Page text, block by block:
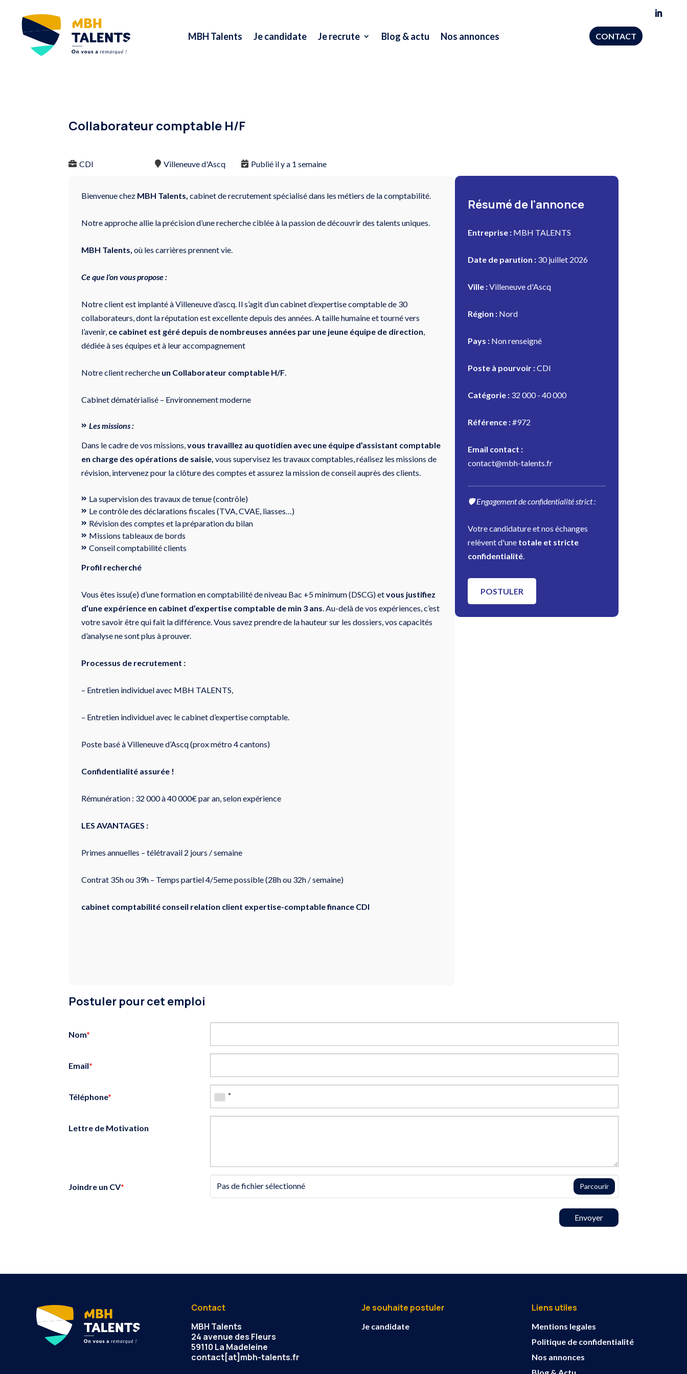
MBH Talents Je candidate Je recrute Blog & actu Nos annonces CONTACT
Collaborateur comptable H/F
CDI Villeneuve d'Ascq Publié il y a 1 semaine
Bienvenue chez MBH Talents, cabinet de recrutement spécialisé dans les métiers de la comptabilité.
Notre approche allie la précision d’une recherche ciblée à la passion de découvrir des talents uniques.
MBH Talents, où les carrières prennent vie.
Ce que l’on vous propose :
Notre client est implanté à Villeneuve d’ascq. Il s’agit d’un cabinet d’expertise comptable de 30
collaborateurs, dont la réputation est excellente depuis des années. A taille humaine et tourné vers
l’avenir, ce cabinet est géré depuis de nombreuses années par une jeune équipe de direction,
dédiée à ses équipes et à leur accompagnement
Notre client recherche un Collaborateur comptable H/F.
Cabinet dématérialisé – Environnement moderne
Les missions :
Dans le cadre de vos missions,vous travaillez au quotidien avec une équipe d’assistant comptable
en charge des opérations de saisie, vous supervisez les travaux comptables, réalisez les missions de
révision, intervenez pour la clôture des comptes et assurez la mission de conseil auprès des clients.
La supervision des travaux de tenue (contrôle)
Le contrôle des déclarations fiscales (TVA, CVAE, liasses…)
Révision des comptes et la préparation du bilan
Missions tableaux de bords
Conseil comptabilité clients
Profil recherché
Vous êtes issu(e) d’une formation en comptabilité de niveau Bac +5 minimum (DSCG) etvous justifiez
d’une expérience en cabinet d’expertise comptable de min 3 ans. Au-delà de vos expériences, c’est
votre savoir être qui fait la différence. Vous savez prendre de la hauteur sur les dossiers, vos capacités
d’analyse ne sont plus à prouver.
Processus de recrutement :
– Entretien individuel avec MBH TALENTS,
– Entretien individuel avec le cabinet d’expertise comptable.
Poste basé à Villeneuve d’Ascq (prox métro 4 cantons)
Confidentialité assurée !
Rémunération : 32 000 à 40 000€ par an, selon expérience
LES AVANTAGES :
Primes annuelles – télétravail 2 jours / semaine
Contrat 35h ou 39h – Temps partiel 4/5eme possible (28h ou 32h / semaine)
cabinet comptabilité conseil relation client expertise-comptable finance CDI
Résumé de l'annonce
Entreprise : MBH TALENTS
Date de parution : 30 juillet 2026
Ville :Villeneuve d'Ascq
Région : Nord
Pays : Non renseigné
Poste à pourvoir :CDI
Catégorie : 32 000 - 40 000
Référence :#972
Email contact :
contact@mbh-talents.fr
🛡️ Engagement de confidentialité strict :
Votre candidature et nos échanges
relèvent d'une totale et stricte
confidentialité.
POSTULER
Postuler pour cet emploi
Nom*
Email*
Téléphone*
Lettre de Motivation
Joindre un CV* Pas de fichier sélectionné Parcourir
Envoyer
Contact
MBH Talents
24 avenue des Fleurs
59110 La Madeleine
contact[at]mbh-talents.fr
Je souhaite postuler
Je candidate
Liens utiles
Mentions legales
Politique de confidentialité
Nos annonces